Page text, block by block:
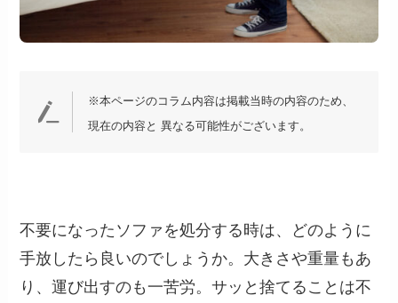
※本ページのコラム内容は掲載当時の内容のため、
現在の内容と 異なる可能性がございます。
不要になったソファを処分する時は、どのように
手放したら良いのでしょうか。大きさや重量もあ
り、運び出すのも一苦労。サッと捨てることは不